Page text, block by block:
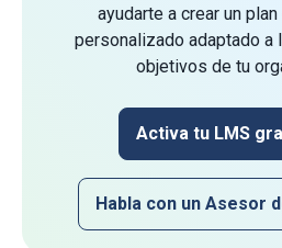
ayudarte a crear un
personalizado adaptado a
objetivos de tu
Activa tu LMS
Habla con un Asesor